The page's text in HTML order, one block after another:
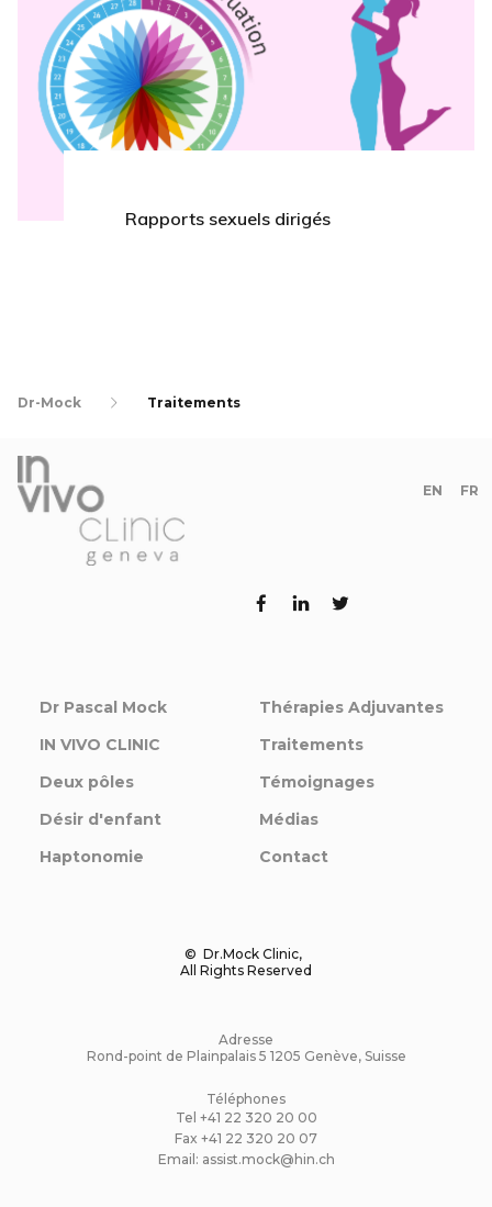
Rapports sexuels dirigés
Dr-Mock Traitements
EN FR
Dr Pascal Mock
IN VIVO CLINIC
Deux pôles
Désir d'enfant
Haptonomie
Thérapies Adjuvantes
Traitements
Témoignages
Médias
Contact
© Dr.Mock Clinic,
All Rights Reserved
Adresse
Rond-point de Plainpalais 5 1205 Genève, Suisse
Téléphones
Tel +41 22 320 20 00
Fax +41 22 320 20 07
Email: assist.mock@hin.ch